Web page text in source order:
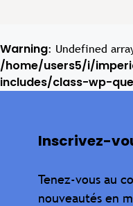
Warning: Undefined
/home/users5/i/
includes/class-wp-
Inscrivez-
Tenez-vous au
nouveautés en